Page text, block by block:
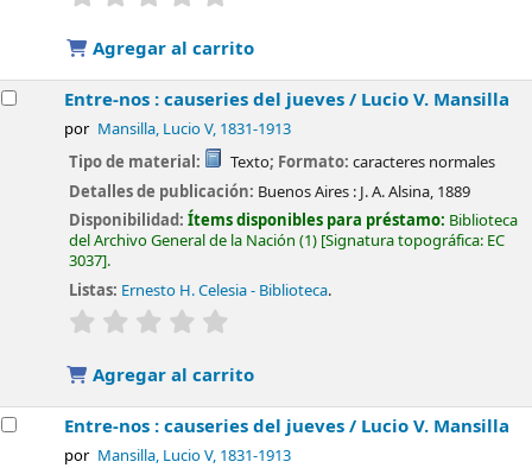
Agregar al carrito
Entre-nos : causeries del jueves / Lucio V. Mansilla
por Mansilla, Lucio V, 1831-1913
Tipo de material: Texto; Formato: caracteres normales
Detalles de publicación: Buenos Aires : J. A. Alsina, 1889
Disponibilidad:Ítems disponibles para préstamo: Biblioteca
del Archivo General de la Nación (1) Signatura topográfica: EC
3037 .
Listas: Ernesto H. Celesia - Biblioteca.
valoración
Agregar al carrito
Entre-nos : causeries del jueves / Lucio V. Mansilla
por Mansilla, Lucio V, 1831-1913